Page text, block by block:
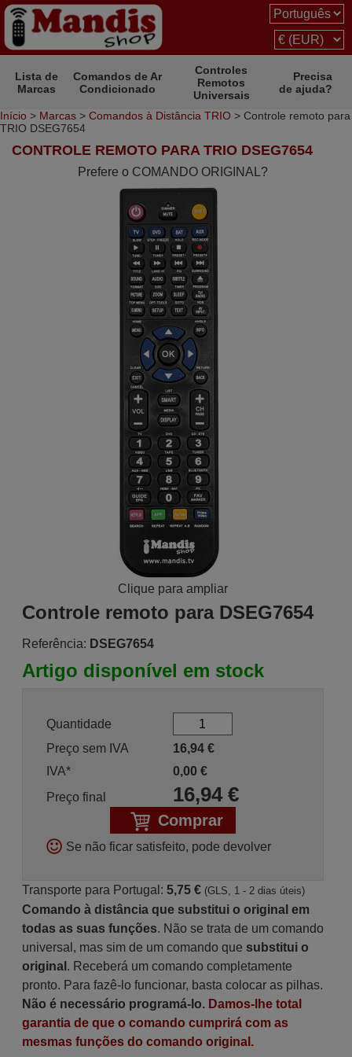
Lista de
Marcas
Comandos de Ar
Condicionado
Controles
Remotos
Universais
Precisa
de ajuda?
Início > Marcas > Comandos à Distância TRIO > Controle remoto para
TRIO DSEG7654
CONTROLE REMOTO PARA TRIO DSEG7654
Prefere o COMANDO ORIGINAL?
Clique para ampliar
Controle remoto para DSEG7654
Referência: DSEG7654
Artigo disponível em stock
Quantidade
Preço sem IVA
16,94€
IVA*
0,00 €
Preço final
16,94€
Comprar
Se não ficar satisfeito, pode devolver
Transporte para Portugal: 5,75 € (GLS, 1 - 2 dias úteis)
Comando à distância que substitui o original em
todas as suas funções. Não se trata de um comando
universal, mas sim de um comando que substitui o
original . Receberá um comando completamente
pronto. Para fazê-lo funcionar, basta colocar as pilhas.
Não é necessário programá-lo. Damos-lhe total
garantia de que o comando cumprirá com as
mesmas funções do comando original.